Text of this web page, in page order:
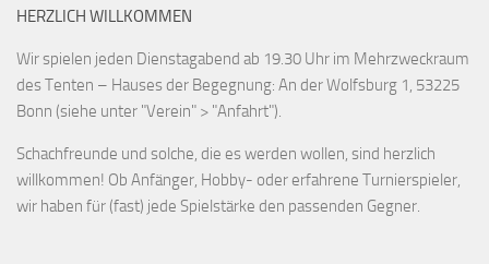
HERZLICH WILLKOMMEN
Wir spielen jeden Dienstagabend ab 19.30 Uhr im Mehrzweckraum
des Tenten – Hauses der Begegnung: An der Wolfsburg 1, 53225
Bonn (siehe unter "Verein" > "Anfahrt").
Schachfreunde und solche, die es werden wollen, sind herzlich
willkommen! Ob Anfänger, Hobby- oder erfahrene Turnierspieler,
wir haben für (fast) jede Spielstärke den passenden Gegner.